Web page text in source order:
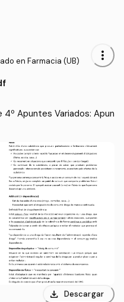
en Farmacia (UB) more_vert
Apuntes Variados: Apun
download Descargar